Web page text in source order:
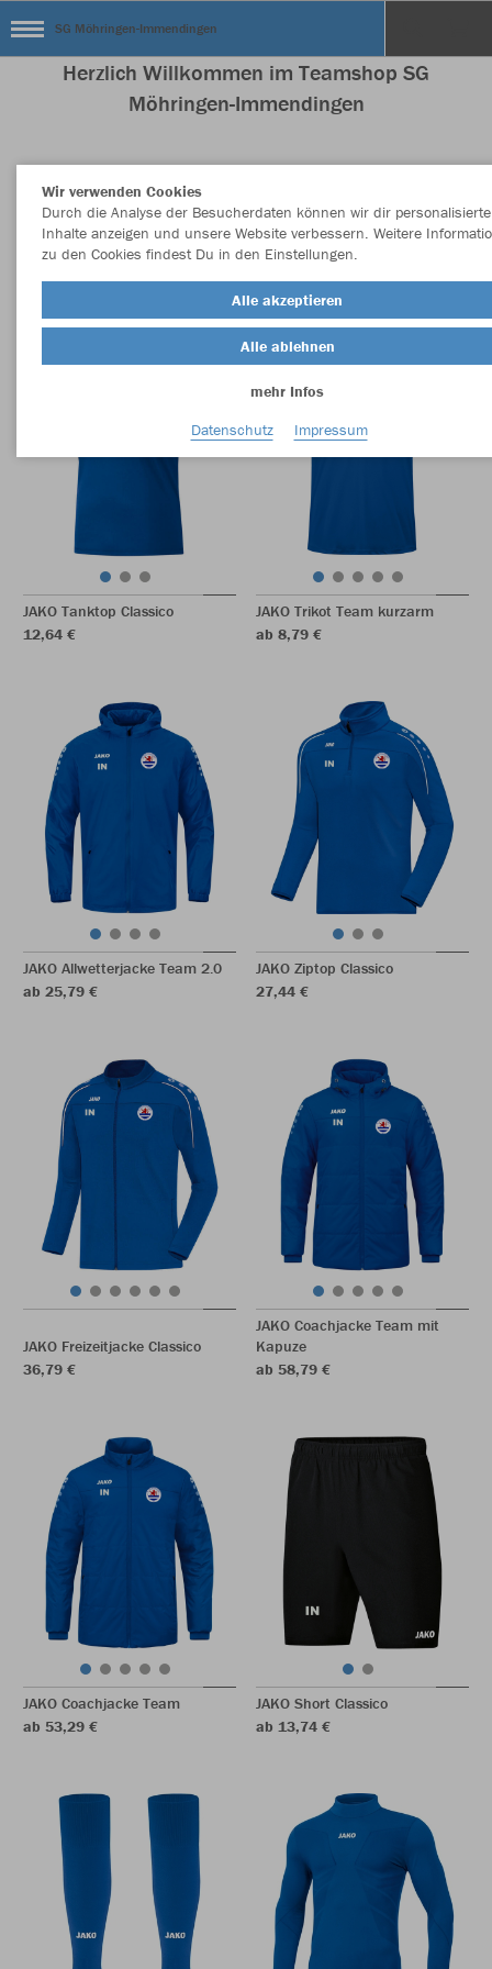
SG Möhringen-Immendingen
Herzlich Willkommen im Teamshop SG
Möhringen-Immendingen
Nachhaltig Farbe
JAKO Tanktop Classico
12,64 €
JAKO Trikot Team kurzarm
ab 8,79 €
JAKO Allwetterjacke Team 2.0
ab 25,79 €
JAKO Ziptop Classico
27,44 €
JAKO Freizeitjacke Classico
36,79 €
JAKO Coachjacke Team mit
Kapuze
ab 58,79 €
JAKO Coachjacke Team
ab 53,29 €
JAKO Short Classico
ab 13,74 €
Wir verwenden Cookies
Durch die Analyse der Besucherdaten können wir dir personalisierte
Inhalte anzeigen und unsere Website verbessern. Weitere
zu den Cookies findest Du in den Einstellungen.
Alle akzeptieren
Alle ablehnen
mehr Infos
Datenschutz
Impressum